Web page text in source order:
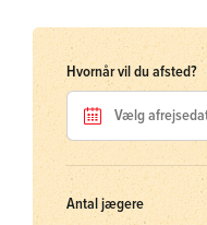
Hvornår vil du afsted?
Antal jægere